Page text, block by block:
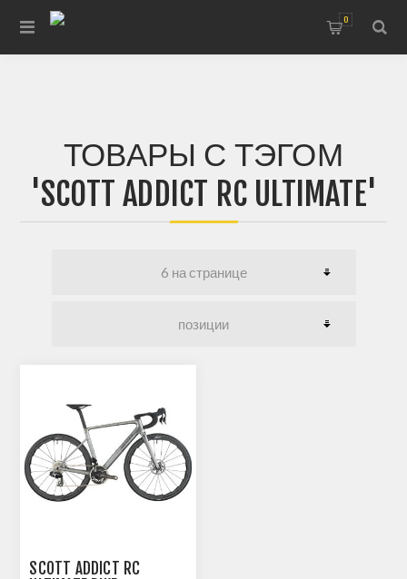
0
ТОВАРЫ С ТЭГОМ
'SCOTT ADDICT RC ULTIMATE'
SCOTT ADDICT RC